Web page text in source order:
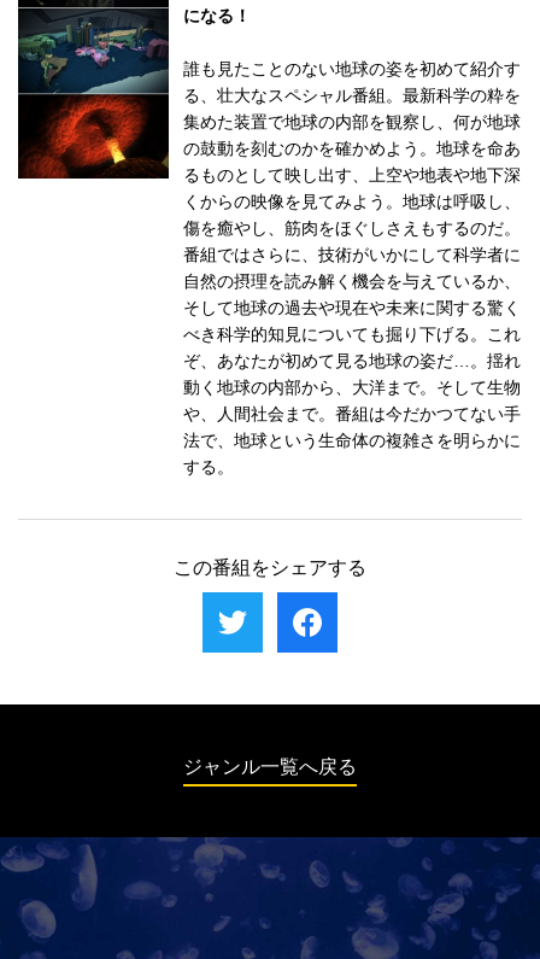
になる！
誰も見たことのない地球の姿を初めて紹介す
る、壮大なスペシャル番組。最新科学の粋を
集めた装置で地球の内部を観察し、何が地球
の鼓動を刻むのかを確かめよう。地球を命あ
るものとして映し出す、上空や地表や地下深
くからの映像を見てみよう。地球は呼吸し、
傷を癒やし、筋肉をほぐしさえもするのだ。
番組ではさらに、技術がいかにして科学者に
自然の摂理を読み解く機会を与えているか、
そして地球の過去や現在や未来に関する驚く
べき科学的知見についても掘り下げる。これ
ぞ、あなたが初めて見る地球の姿だ…。揺れ
動く地球の内部から、大洋まで。そして生物
や、人間社会まで。番組は今だかつてない手
法で、地球という生命体の複雑さを明らかに
する。
この番組をシェアする
ジャンル一覧へ戻る